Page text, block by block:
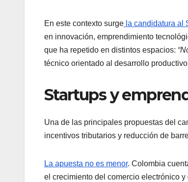
En este contexto surge la candidatura al
en innovación, emprendimiento
que ha repetido en distintos espacios:
técnico orientado al desarrollo
Startups y
Una de las principales propuestas del
incentivos tributarios y reducción de
La apuesta no es menor. Colombia
el crecimiento del comercio electrónico